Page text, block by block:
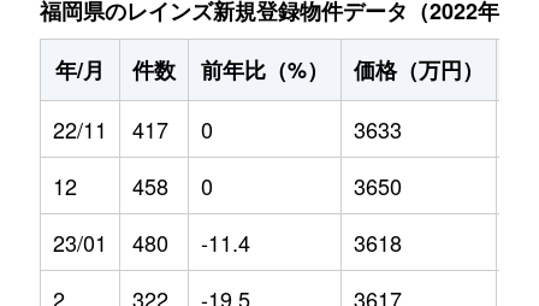
福岡県のレインズ新規登録物件データ（2022年11
年/月
件数 前年比（%） 価格（万円）
22/11
417 0 3633
12
458 0 3650
23/01
480 -11.4 3618
2
322 -19.5 3617